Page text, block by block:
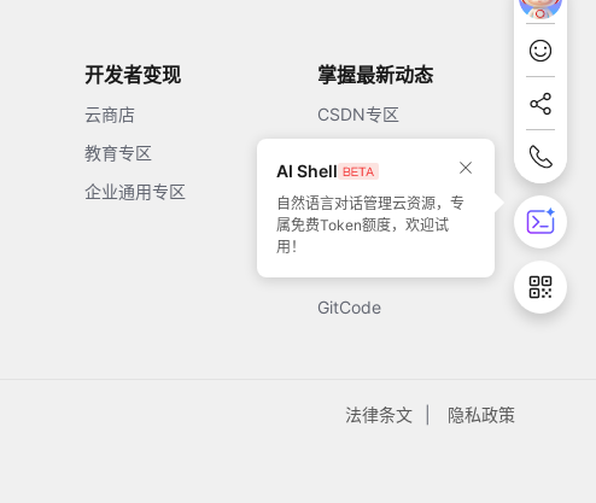
AI Shell
自然语言对话管理云资源，专
属免费Token额度，欢迎试
用！
开发者变现
云商店
教育专区
企业通用专区
掌握最新动态
CSDN专区
开源中国
51CTO
GitCode
法律条文 隐私政策